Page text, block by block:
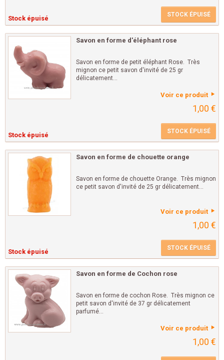
Stock épuisé STOCK ÉPUISÉ
Savon en forme d'éléphant rose
Savon en forme de petit éléphant Rose. Très
mignon ce petit savon d'invité de 25 gr
délicatement...
Voir ce produit
1,00 €
Stock épuisé STOCK ÉPUISÉ
Savon en forme de chouette orange
Savon en forme de chouette Orange. Très mignon
ce petit savon d'invité de 25 gr délicatement...
Voir ce produit
1,00 €
Stock épuisé STOCK ÉPUISÉ
Savon en forme de Cochon rose
Savon en forme de cochon Rose. Très mignon ce
petit savon d'invité de 37 gr délicatement
parfumé...
Voir ce produit
1,00 €